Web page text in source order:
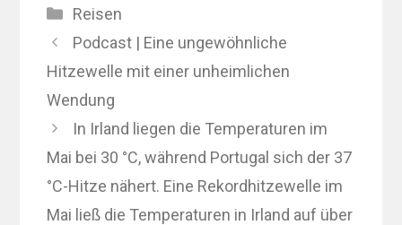
Kategorien
Reisen
Podcast | Eine ungewöhnliche
Hitzewelle mit einer unheimlichen
Wendung
In Irland liegen die Temperaturen im
Mai bei 30 °C, während Portugal sich der 37
°C-Hitze nähert. Eine Rekordhitzewelle im
Mai ließ die Temperaturen in Irland auf über